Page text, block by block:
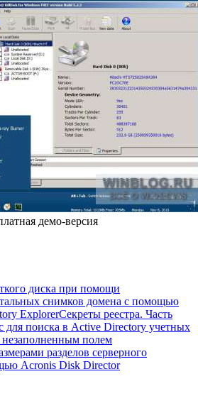
демо-версия
диска при помощи
снимков домена с помощью
ExplorerСекреты реестра. Часть
для поиска в Active Directory учетных
незаполненным полем
разделов серверного
Acronis Disk Director